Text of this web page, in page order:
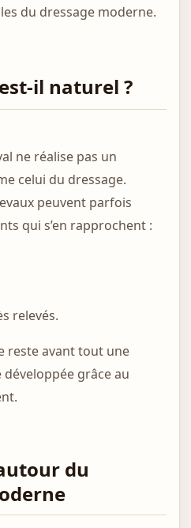
du dressage moderne.
il naturel ?
ne réalise pas un
celui du dressage.
peuvent parfois
qui s’en rapprochent :
relevés.
reste avant tout une
grâce au
du